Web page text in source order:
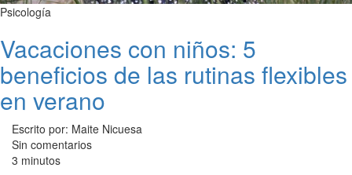
Psicología
Vacaciones con niños: 5
beneficios de las rutinas flexibles
en verano
Escrito por: Maite Nicuesa
Sin comentarios
3 minutos